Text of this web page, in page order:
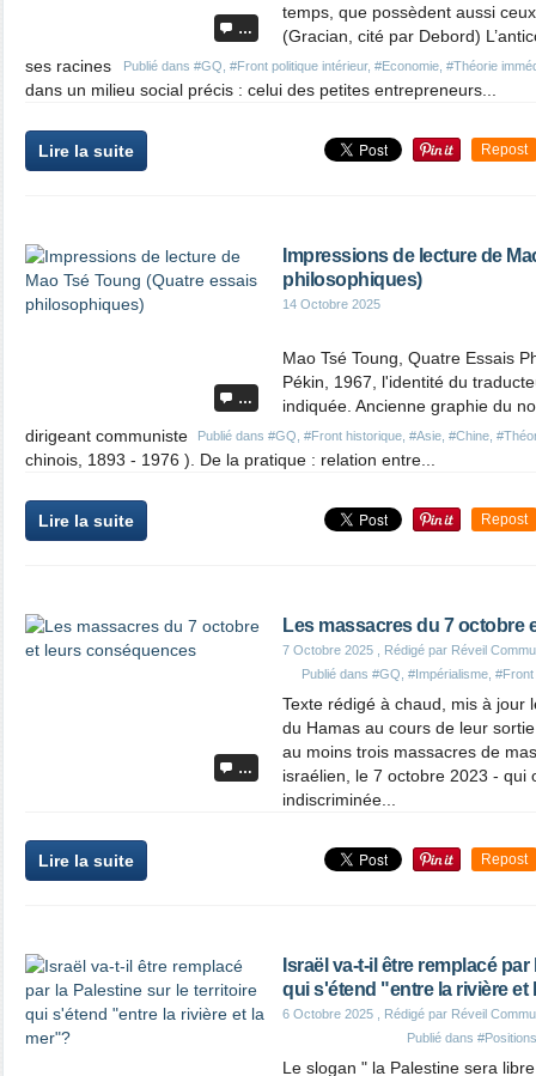
…
Publié dans #GQ #Front politique intérieur, #Economie #Théorie
temps, que possèdent aussi
(Gracian, cité par Debord)
ses racines
dans un milieu social précis : celui des petites entrepreneurs...
Lire la suite Repost
…
Impressions de lecture de
philosophiques)
14 Octobre 2025
Publié dans #GQ #Front historique #Asie #Chine
Mao Tsé Toung, Quatre Essais
Pékin, 1967, l'identité du
indiquée. Ancienne graphie du
dirigeant communiste
chinois, 1893 - 1976 ). De la pratique : relation entre...
Lire la suite Repost
…
Les massacres du 7 octobre
7 Octobre 2025 , Rédigé par Réveil
Publié dans #GQ #Impérialisme #Front
Texte rédigé à chaud, mis à jour
du Hamas au cours de leur
au moins trois massacres de
israélien, le 7 octobre 2023 - qui
indiscriminée...
Lire la suite Repost
Israël va-t-il être remplacé
qui s'étend "entre la rivière et
6 Octobre 2025 , Rédigé par Réveil
Publié dans #Positions
Le slogan " la Palestine sera